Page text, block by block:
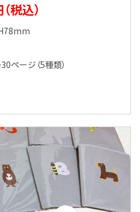
税込）
ページ（5種類）